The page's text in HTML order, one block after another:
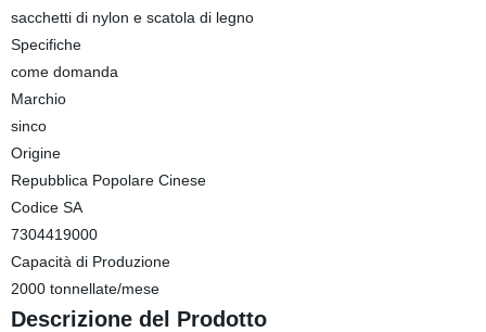
sacchetti di nylon e scatola di legno
Specifiche
come domanda
Marchio
sinco
Origine
Repubblica Popolare Cinese
Codice SA
7304419000
Capacità di Produzione
2000 tonnellate/mese
Descrizione del Prodotto